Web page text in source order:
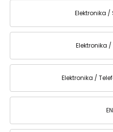
Elektronika /
Elektronika /
Elektronika /
EN